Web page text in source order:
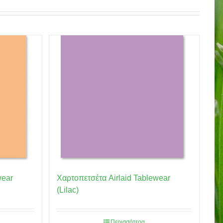
Χαρτοπετσέτα Airlaid Tablewear
(Lilac)